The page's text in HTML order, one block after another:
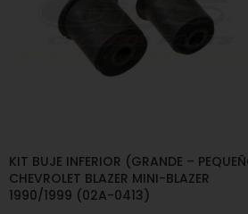
KIT BUJE INFERIOR (GRANDE –
CHEVROLET BLAZER MINI-BLAZER
1990/1999 (02A-0413)